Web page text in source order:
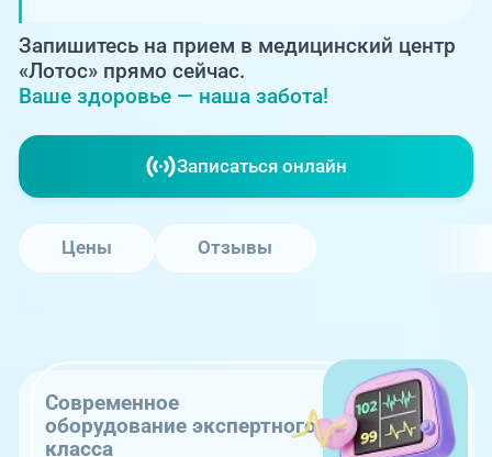
+7 (351) 220-00-03
Запишитесь на прием в медицинский центр
«Лотос» прямо сейчас.
Ваше здоровье — наша забота!
Записаться онлайн
Цены Отзывы
Современное
оборудование экспертного
класса